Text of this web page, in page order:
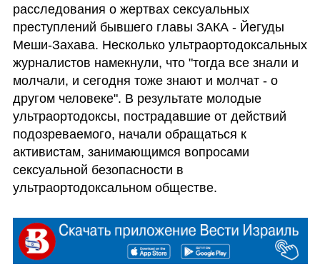
расследования о жертвах сексуальных
преступлений бывшего главы ЗАКА - Йегуды
Меши-Захава. Несколько ультраортодоксальных
журналистов намекнули, что "тогда все знали и
молчали, и сегодня тоже знают и молчат - о
другом человеке". В результате молодые
ультраортодоксы, пострадавшие от действий
подозреваемого, начали обращаться к
активистам, занимающимся вопросами
сексуальной безопасности в
ультраортодоксальном обществе.